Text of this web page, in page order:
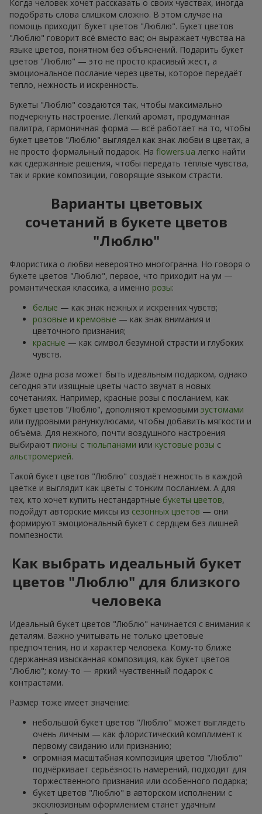
Когда человек хочет рассказать о своих чувствах, иногда
подобрать слова слишком сложно. В этом случае на
помощь приходит букет цветов "Люблю". Букет цветов
"Люблю" говорит всё вместо вас; он выражает чувства на
языке цветов, понятном без объяснений. Подарить букет
цветов "Люблю" — это не просто красивый жест, а
эмоциональное послание через цветы, которое передаёт
тепло, нежность и искренность.
Букеты "Люблю" создаются так, чтобы максимально
подчеркнуть настроение. Лёгкий аромат, продуманная
палитра, гармоничная форма — всё работает на то, чтобы
букет цветов "Люблю" выглядел как знак любви в цветах, а
не просто формальный подарок. На flowers.ua легко найти
как сдержанные решения, чтобы передать тёплые чувства,
так и яркие композиции, говорящие языком страсти.
Варианты цветовых
сочетаний в букете цветов
"Люблю"
Флористика о любви невероятно многогранна. Но говоря о
букете цветов "Люблю", первое, что приходит на ум —
романтическая классика, а именно розы:
белые — как знак нежных и искренних чувств;
розовые и кремовые — как знак внимания и
цветочного признания;
красные — как символ безумной страсти и глубоких
чувств.
Даже одна роза может быть идеальным подарком, однако
сегодня эти изящные цветы часто звучат в новых
сочетаниях. Например, красные розы с посланием, как
букет цветов "Люблю", дополняют кремовыми эустомами
или пудровыми ранункулюсами, чтобы добавить мягкости и
объёма. Для нежного, почти воздушного настроения
выбирают пионы с тюльпанами или кустовые розы с
альстромерией.
Такой букет цветов "Люблю" создаёт нежность в каждой
цветке и выглядит как цветы с тонким посланием. А для
тех, кто хочет купить нестандартные букеты цветов,
подойдут авторские миксы из сезонных цветов — они
формируют эмоциональный букет с сердцем без лишней
помпезности.
Как выбрать идеальный букет
цветов "Люблю" для близкого
человека
Идеальный букет цветов "Люблю" начинается с внимания к
деталям. Важно учитывать не только цветовые
предпочтения, но и характер человека. Кому-то ближе
сдержанная изысканная композиция, как букет цветов
"Люблю"; кому-то — яркий чувственный подарок с
контрастами.
Размер тоже имеет значение:
небольшой букет цветов "Люблю" может выглядеть
очень личным — как флористический комплимент к
первому свиданию или признанию;
огромная масштабная композиция цветов "Люблю"
подчёркивает серьёзность намерений, подходит для
торжественного признания или особенного подарка;
букет цветов "Люблю" в авторском исполнении с
эксклюзивным оформлением станет удачным